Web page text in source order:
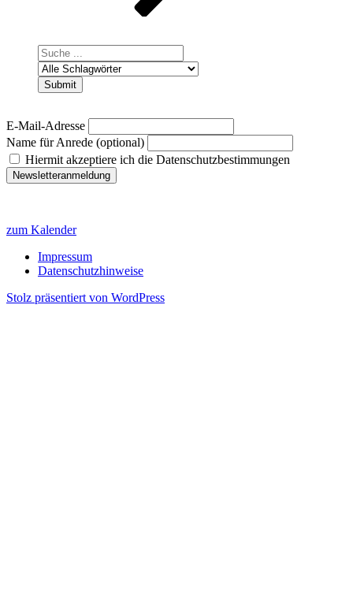
E-Mail-Adresse
Name für Anrede (optional)
Hiermit akzeptiere ich die Datenschutzbestimmungen
zum Kalender
Impressum
Datenschutzhinweise
Stolz präsentiert von WordPress